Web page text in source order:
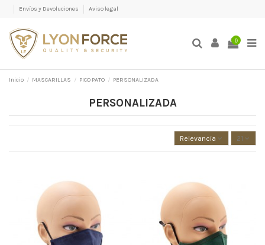
Envíos y Devoluciones Aviso legal
0
Inicio MASCARILLAS PICO PATO PERSONALIZADA
PERSONALIZADA
Relevancia 21